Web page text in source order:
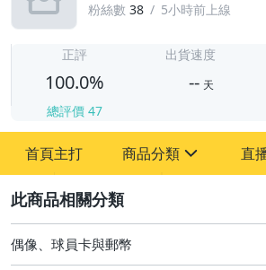
粉絲數 38 5小時前上線
正評
100.0%
總評價 47
出貨速度
-- 天
首頁主打 商品分類
偶像、球員卡與郵幣
直
偶像、球員卡與郵幣